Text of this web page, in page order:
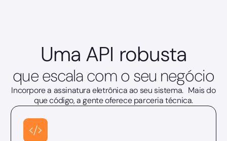
Uma API robusta
que escala com o seu negócio
Incorpore a assinatura eletrônica ao seu sistema. Mais do
que código, a gente oferece parceria técnica.